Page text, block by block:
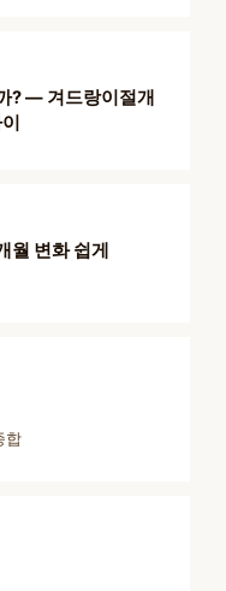
? — 겨드랑이절개
월 변화 쉽게
합